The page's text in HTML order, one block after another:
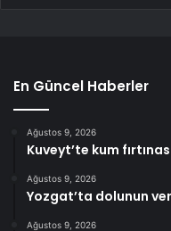
En Güncel Haberler
Ağustos 9, 2026
Kuveyt’te kum
Ağustos 9, 2026
Yozgat’ta dolunun
Ağustos 9, 2026